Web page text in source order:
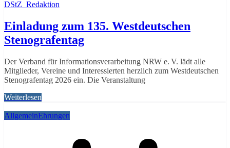
DStZ_Redaktion
Einladung zum 135. Westdeutschen
Stenografentag
Der Verband für Informationsverarbeitung NRW e. V. lädt alle
Mitglieder, Vereine und Interessierten herzlich zum Westdeutschen
Stenografentag 2026 ein. Die Veranstaltung
Weiterlesen
AllgemeinEhrungen